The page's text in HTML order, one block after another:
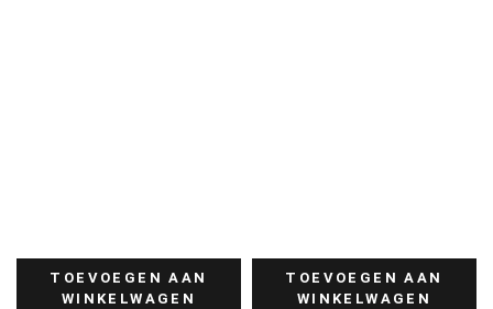
TOEVOEGEN AAN
WINKELWAGEN
TOEVOEGEN AAN
WINKELWAGEN